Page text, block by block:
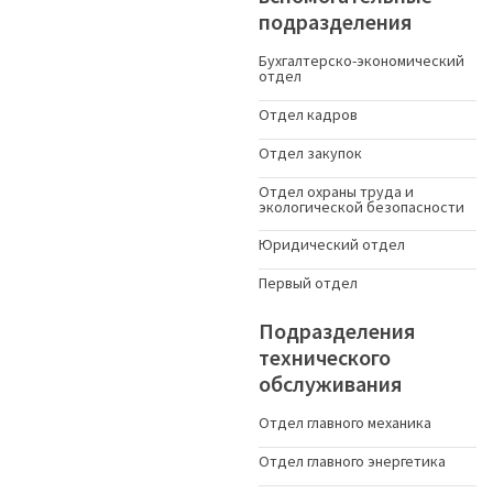
подразделения
Бухгалтерско-экономический
отдел
Отдел кадров
Отдел закупок
Отдел охраны труда и
экологической безопасности
Юридический отдел
Первый отдел
Подразделения
технического
обслуживания
Отдел главного механика
Отдел главного энергетика